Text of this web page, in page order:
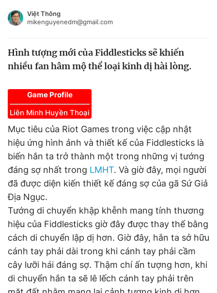
Tin thị trường
Tiện ích
Thông tin tòa soạn Liên hệ quảng cáo
Đọc Thanh Niên trên điện thoại
Theo dõi báo trên
Hotline Liên hệ quảng cáo
Việt Thông
mikenguyenedm@gmail.com
Hình tượng mới của Fiddlesticks sẽ khiến
nhiều fan hâm mộ thể loại kinh dị hài lòng.
Game Profile
Liên Minh Huyền Thoại
Mục tiêu của Riot Games trong việc cập nhật
hiệu ứng hình ảnh và thiết kế của Fiddlesticks là
biến hắn ta trở thành một trong những vị tướng
đáng sợ nhất trong LMHT. Và giờ đây, mọi người
đã được diện kiến thiết kế đáng sợ của gã Sứ Giả
Địa Ngục.
Tướng di chuyển khập khễnh mang tính thương
hiệu của Fiddlesticks giờ đây được thay thế bằng
cách di chuyển lập dị hơn. Giờ đây, hắn ta sở hữu
cánh tay phải dài trong khi cánh tay phải cầm
cây lưỡi hái đáng sợ. Thậm chí ấn tượng hơn, khi
di chuyển hắn ta sẽ lê lếch cánh tay phải trên